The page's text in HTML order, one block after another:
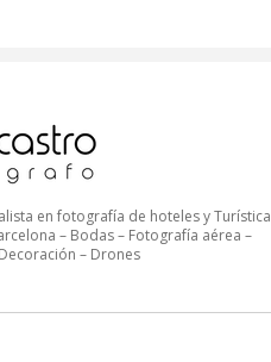
en fotografía de hoteles y Turística
– Bodas – Fotografía aérea –
– Drones